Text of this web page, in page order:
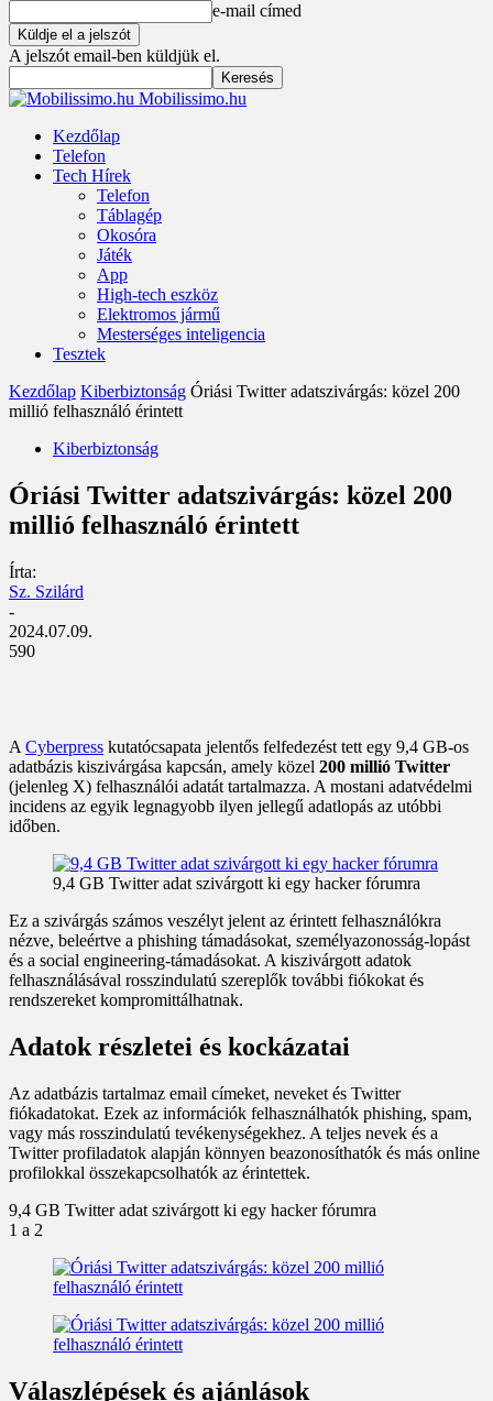
e-mail címed
A jelszót email-ben küldjük el.
Mobilissimo.hu
Kezdőlap
Telefon
Tech Hírek
Telefon
Táblagép
Okosóra
Játék
App
High-tech eszköz
Elektromos jármű
Mesterséges inteligencia
Tesztek
Kezdőlap Kiberbiztonság Óriási Twitter adatszivárgás: közel 200
millió felhasználó érintett
Kiberbiztonság
Óriási Twitter adatszivárgás: közel 200
millió felhasználó érintett
Írta:
Sz. Szilárd
-
2024.07.09.
590
A Cyberpress kutatócsapata jelentős felfedezést tett egy 9,4 GB-os
adatbázis kiszivárgása kapcsán, amely közel 200 millió Twitter
(jelenleg X) felhasználói adatát tartalmazza. A mostani adatvédelmi
incidens az egyik legnagyobb ilyen jellegű adatlopás az utóbbi
időben.
9,4 GB Twitter adat szivárgott ki egy hacker fórumra
Ez a szivárgás számos veszélyt jelent az érintett felhasználókra
nézve, beleértve a phishing támadásokat, személyazonosság-lopást
és a social engineering-támadásokat. A kiszivárgott adatok
felhasználásával rosszindulatú szereplők további fiókokat és
rendszereket kompromittálhatnak.
Adatok részletei és kockázatai
Az adatbázis tartalmaz email címeket, neveket és Twitter
fiókadatokat. Ezek az információk felhasználhatók phishing, spam,
vagy más rosszindulatú tevékenységekhez. A teljes nevek és a
Twitter profiladatok alapján könnyen beazonosíthatók és más online
profilokkal összekapcsolhatók az érintettek.
9,4 GB Twitter adat szivárgott ki egy hacker fórumra
1 a 2
Válaszlépések és ajánlások